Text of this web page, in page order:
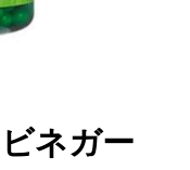
ネガー